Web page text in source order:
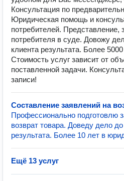
Консультация по
Юридическая помощь и
потребителей. Представление,
потребителя в суде. Довожу
клиента результата. Более
Стоимость услуг зависит от
поставленной задачи.
записи!
Составление заявлений на
Профессионально подготовлю
возврат товара. Доведу дело
результата. Более 10 лет в
Ещё 13 услуг